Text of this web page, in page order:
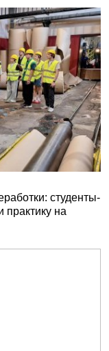
студенты-
практику на